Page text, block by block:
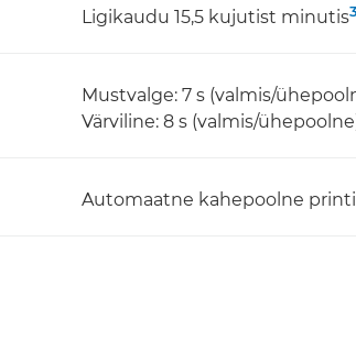
Ligikaudu 15,5 kujutist minutis3
Mustvalge: 7 s (valmis/
Värviline: 8 s (valmis/
Automaatne kahepoolne